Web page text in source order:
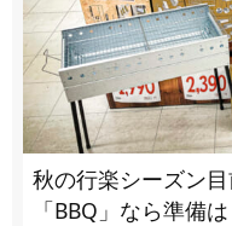
秋の行楽シーズン
「BBQ」なら準備